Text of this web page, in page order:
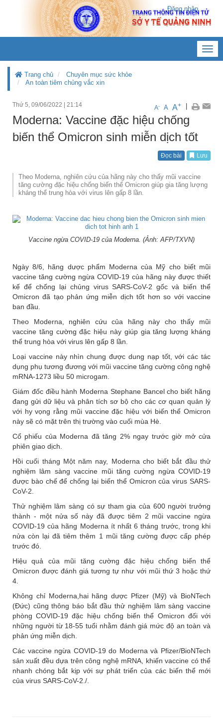
Đăng nhập
Trang chủ
Chuyên mục sức khỏe
An toàn tiêm chủng vắc xin
Thứ 5, 09/06/2022 21:14 A- A A+
Moderna: Vaccine đặc hiệu chống
biến thể Omicron sinh miễn dịch tốt
Đọc bài Lưu
Theo Moderna, nghiên cứu của hãng này cho thấy mũi vaccine
tăng cường đặc hiệu chống biến thể Omicron giúp gia tăng lượng
kháng thể trung hòa với virus lên gấp 8 lần.
Vaccine ngừa COVID-19 của Moderna. (Ảnh: AFP/TXVN)
Ngày 8/6, hãng dược phẩm Moderna của Mỹ cho biết mũi
vaccine tăng cường ngừa COVID-19 của hãng này được thiết
kế để chống lại chủng virus SARS-CoV-2 gốc và biến thể
Omicron đã tạo phản ứng miễn dịch tốt hơn so với vaccine
ban đầu.
Theo Moderna, nghiên cứu của hãng này cho thấy mũi
vaccine tăng cường đặc hiệu này giúp gia tăng lượng kháng
thể trung hòa với virus lên gấp 8 lần.
Loại vaccine này nhìn chung được dung nạp tốt, với các tác
dụng phụ tương đương với mũi vaccine tăng cường công nghệ
mRNA-1273 liều 50 microgam.
Giám đốc điều hành Moderna Stephane Bancel cho biết hãng
đang gửi dữ liệu và phân tích sơ bộ cho các cơ quan quản lý
với hy vọng rằng mũi vaccine đặc hiệu với biến thể Omicron
này sẽ có mặt trên thị trường vào cuối mùa Hè.
Cổ phiếu của Moderna đã tăng 2% ngay trước giờ mở cửa
phiên giao dịch.
Hồi cuối tháng Một năm nay, Moderna cho biết bắt đầu thử
nghiệm lâm sàng vaccine mũi tăng cường ngừa COVID-19
được bào chế để chống lại biến thể Omicron của virus SARS-
CoV-2.
Thử nghiệm lâm sàng có sự tham gia của 600 người trưởng
thành - một nửa số này đã được tiêm 2 mũi vaccine ngừa
COVID-19 của hãng Moderna ít nhất 6 tháng trước, trong khi
nửa còn lại đã tiêm thêm 1 mũi tăng cường được cấp phép
trước đó.
Hiệu quả của mũi tăng cường đặc hiệu chống biến thể
Omicron được đánh giá tương tự như với mũi thứ 3 hoặc thứ
4.
Không chỉ Moderna,hai hãng dược Pfizer (Mỹ) và BioNTech
(Đức) cũng thông báo bắt đầu thử nghiệm lâm sàng vaccine
phòng COVID-19 đặc hiệu chống biến thể Omicron đối với
những người từ 18-55 tuổi nhằm đánh giá mức độ an toàn và
phản ứng miễn dịch.
Các vaccine ngừa COVID-19 do Moderna và Pfizer/BioNTech
sản xuất đều dựa trên công nghệ mRNA, khiến vaccine có thể
nhanh chóng bắt kịp với sự phát triển của các biến thể mới
của virus SARS-CoV-2./.